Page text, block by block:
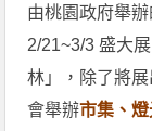
由桃園政府舉
2/21~3/3 盛大
林」，除了將
會舉辦市集、